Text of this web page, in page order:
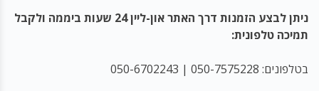
ניתן לבצע הזמנות דרך האתר און-ליין 24 שעות ביממה ולקבל
תמיכה טלפונית:
בטלפונים: 050-7575228 | 050-6702243